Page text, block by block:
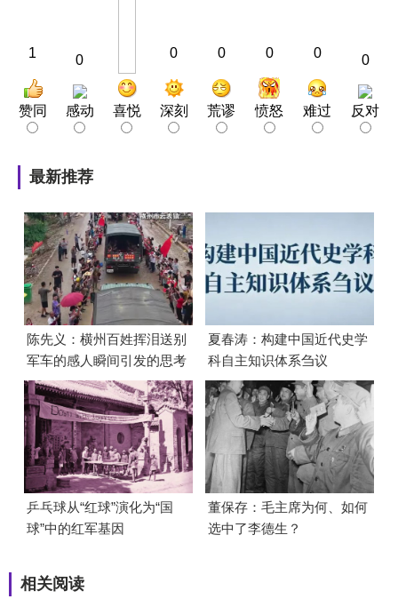
1
赞同
0
感动 喜悦
0
深刻
0
荒谬
0
愤怒
0
难过
0
反对
最新推荐
陈先义：横州百姓挥泪送别
军车的感人瞬间引发的思考
夏春涛：构建中国近代史学
科自主知识体系刍议
乒乓球从“红球”演化为“国
球”中的红军基因
董保存：毛主席为何、如何
选中了李德生？
相关阅读